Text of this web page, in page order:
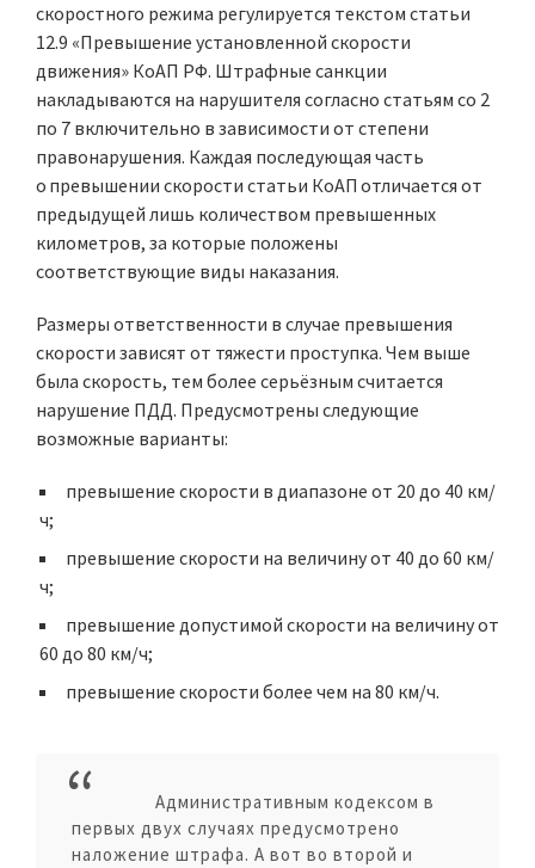
скоростного режима регулируется текстом статьи
12.9 «Превышение установленной скорости
движения» КоАП РФ. Штрафные санкции
накладываются на нарушителя согласно статьям со 2
по 7 включительно в зависимости от степени
правонарушения. Каждая последующая часть
о превышении скорости статьи КоАП отличается от
предыдущей лишь количеством превышенных
километров, за которые положены
соответствующие виды наказания.
Размеры ответственности в случае превышения
скорости зависят от тяжести проступка. Чем выше
была скорость, тем более серьёзным считается
нарушение ПДД. Предусмотрены следующие
возможные варианты:
превышение скорости в диапазоне от 20 до 40 км/
ч;
превышение скорости на величину от 40 до 60 км/
ч;
превышение допустимой скорости на величину от
60 до 80 км/ч;
превышение скорости более чем на 80 км/ч.
Административным кодексом в
первых двух случаях предусмотрено
наложение штрафа. А вот во второй и